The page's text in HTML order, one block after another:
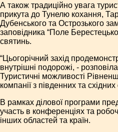
А також традиційно увага
прикута до Тунелю кохання,
Дубенського та Острозького
заповідника “Поле
святинь.
“Цьогорічний захід
внутрішні подорожі, -
Туристичні можливості
компанії з південних та
В рамках ділової програми
участь в конференціях та
інших областей та країн.